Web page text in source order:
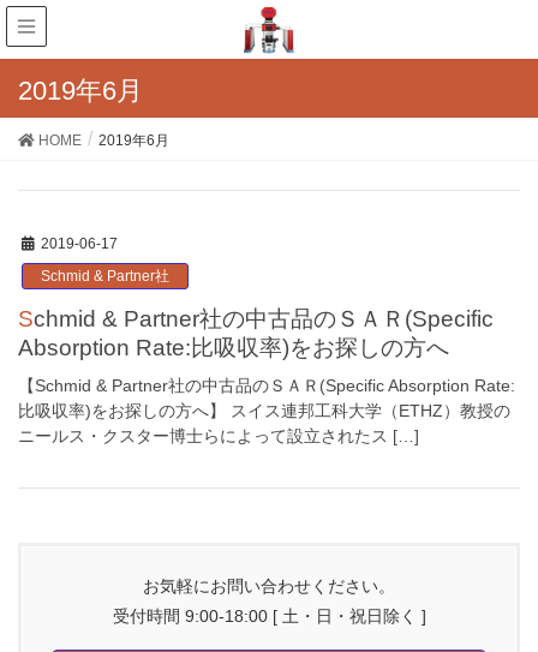
2019年6月
HOME 2019年6月
2019-06-17
Schmid & Partner社
Schmid & Partner社の中古品のＳＡＲ(Specific
Absorption Rate:比吸収率)をお探しの方へ
【Schmid & Partner社の中古品のＳＡＲ(Specific Absorption Rate:
比吸収率)をお探しの方へ】 スイス連邦工科大学（ETHZ）教授の
ニールス・クスター博士らによって設立されたス […]
お気軽にお問い合わせください。
受付時間 9:00-18:00 [ 土・日・祝日除く ]